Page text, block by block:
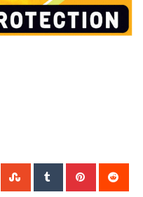
WhatsappStumbleUpon
Tumblr Pinterest